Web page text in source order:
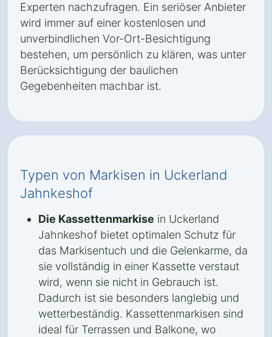
Experten nachzufragen. Ein seriöser Anbieter
wird immer auf einer kostenlosen und
unverbindlichen Vor-Ort-Besichtigung
bestehen, um persönlich zu klären, was unter
Berücksichtigung der baulichen
Gegebenheiten machbar ist.
Typen von Markisen in Uckerland
Jahnkeshof
Die Kassettenmarkise in Uckerland
Jahnkeshof bietet optimalen Schutz für
das Markisentuch und die Gelenkarme, da
sie vollständig in einer Kassette verstaut
wird, wenn sie nicht in Gebrauch ist.
Dadurch ist sie besonders langlebig und
wetterbeständig. Kassettenmarkisen sind
ideal für Terrassen und Balkone, wo